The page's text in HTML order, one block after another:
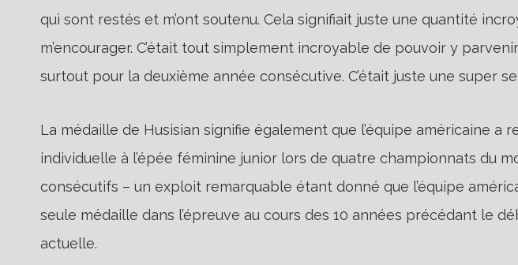
qui sont restés et m’ont soutenu. Cela signifiait juste une quantité
m’encourager. C’était tout simplement incroyable de pouvoir y
surtout pour la deuxième année consécutive. C’était juste une super
La médaille de Husisian signifie également que l’équipe américaine a
individuelle à l’épée féminine junior lors de quatre championnats du
consécutifs – un exploit remarquable étant donné que l’équipe
seule médaille dans l’épreuve au cours des 10 années précédant le
actuelle.